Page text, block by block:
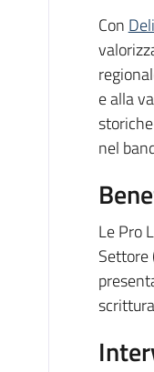
Con
e alla
nel
Le Pro
Settore